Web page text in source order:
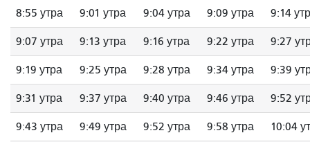
8:55 утра 9:01 утра 9:04 утра 9:09 утра 9:14
9:07 утра 9:13 утра 9:16 утра 9:22 утра 9:27
9:19 утра 9:25 утра 9:28 утра 9:34 утра 9:39
9:31 утра 9:37 утра 9:40 утра 9:46 утра 9:52
9:43 утра 9:49 утра 9:52 утра 9:58 утра 10:04